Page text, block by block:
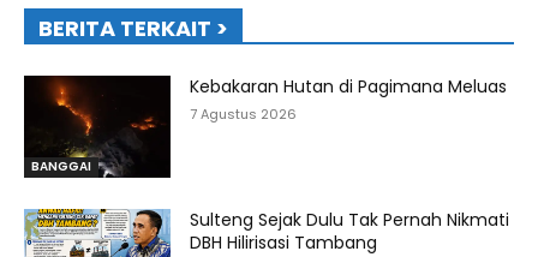
BERITA TERKAIT >
BANGGAI
Kebakaran Hutan di Pagimana Meluas
7 Agustus 2026
Sulteng Sejak Dulu Tak Pernah Nikmati
DBH Hilirisasi Tambang